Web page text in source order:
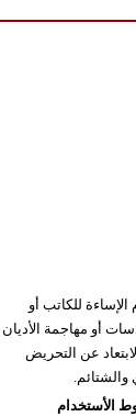
الإساءة للكاتب أو
أو مهاجمة الأديان
عن التحريض
والشتائم.
الأستخدام